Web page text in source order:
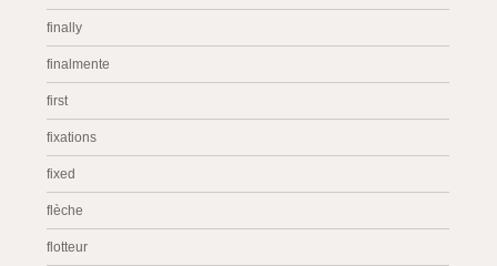
finally
finalmente
first
fixations
fixed
flèche
flotteur